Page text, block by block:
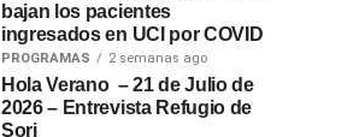
bajan los pacientes
ingresados en UCI por COVID
PROGRAMAS 2 semanas ago
Hola Verano – 21 de Julio de
2026 – Entrevista Refugio de
Sori